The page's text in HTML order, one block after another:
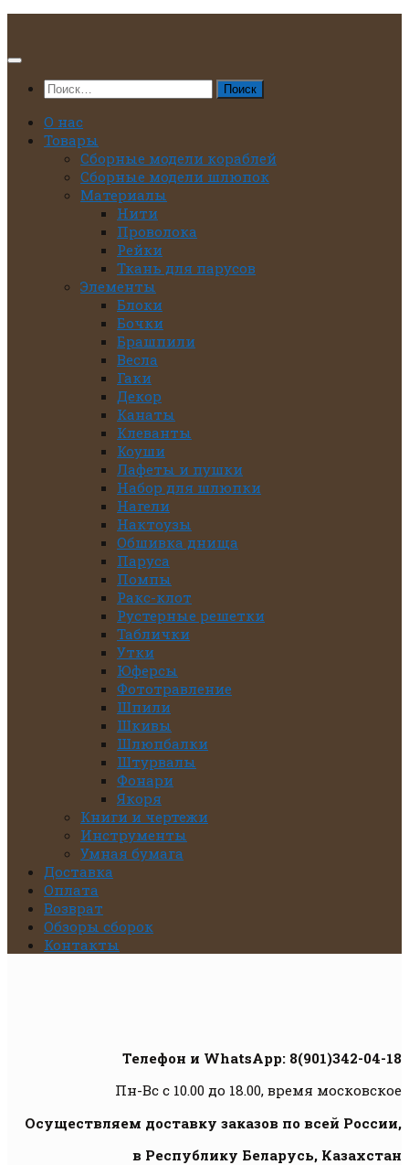
содержимому
Найти:
О нас
Товары
Сборные модели кораблей
Сборные модели шлюпок
Материалы
Нити
Проволока
Рейки
Ткань для парусов
Элементы
Блоки
Бочки
Брашпили
Весла
Гаки
Декор
Канаты
Клеванты
Коуши
Лафеты и пушки
Набор для шлюпки
Нагели
Нактоузы
Обшивка днища
Паруса
Помпы
Ракс-клот
Рустерные решетки
Таблички
Утки
Юферсы
Фототравление
Шпили
Шкивы
Шлюпбалки
Штурвалы
Фонари
Якоря
Книги и чертежи
Инструменты
Умная бумага
Доставка
Оплата
Возврат
Обзоры сборок
Контакты
Телефон и WhatsApp: 8(901)342-04-18
Пн-Вс с 10.00 до 18.00, время московское
Осуществляем доставку заказов по всей России,
в Республику Беларусь, Казахстан